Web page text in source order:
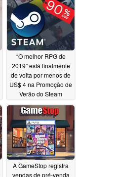
“O melhor RPG de
2019” está finalmente
de volta por menos de
US$ 4 na Promoção de
Verão do Steam
07/01/2026
A GameStop registra
vendas de pré-venda